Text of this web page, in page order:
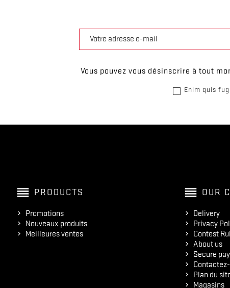
Vous pouvez vous désinscrire à tout
Enim quis
reorder PRODUCTS
Promotions
Nouveaux produits
Meilleures ventes
reorder OUR
Delivery
Privacy
Contest
About us
Secure
Plan du
Magasins